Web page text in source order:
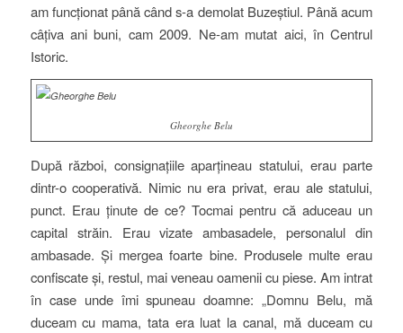
am funcționat până când s-a demolat Buzeștiul. Până acum
câțiva ani buni, cam 2009. Ne-am mutat aici, în Centrul
Istoric.
Gheorghe Belu
După război, consignațiile aparțineau statului, erau parte
dintr-o cooperativă. Nimic nu era privat, erau ale statului,
punct. Erau ținute de ce? Tocmai pentru că aduceau un
capital străin. Erau vizate ambasadele, personalul din
ambasade. Și mergea foarte bine. Produsele multe erau
confiscate și, restul, mai veneau oamenii cu piese. Am intrat
în case unde îmi spuneau doamne: „Domnu Belu, mă
duceam cu mama, tata era luat la canal, mă duceam cu